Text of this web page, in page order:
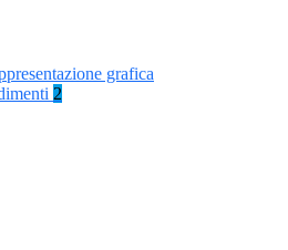
grafica
2